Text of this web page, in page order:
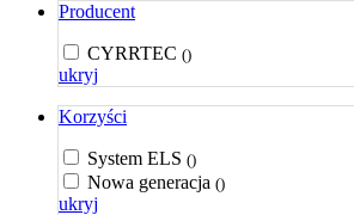
Producent
CYRRTEC ()
ukryj
Korzyści
System ELS ()
Nowa generacja ()
ukryj